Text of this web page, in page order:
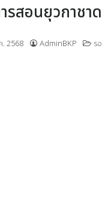
สอนยุวกาชา
. 2568 AdminBKP ร